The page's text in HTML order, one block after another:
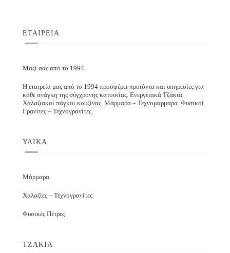
ΕΤΑΙΡΕΙΑ
Μαζί σας από το 1994
Η εταιρεία μας από το 1994 προσφέρει προϊόντα και υπηρεσίες για
κάθε ανάγκη της σύγχρονης κατοικίας. Ενεργειακά Τζάκια.
Χαλαζιακοί πάγκοι κουζίνας. Μάρμαρα – Τεχνομάρμαρα. Φυσικοί
Γρανίτες – Τεχνογρανίτες.
ΥΛΙΚΑ
Μάρμαρα
Χαλαζίες – Τεχνογρανίτες
Φυσικές Πέτρες
ΤΖΑΚΙΑ